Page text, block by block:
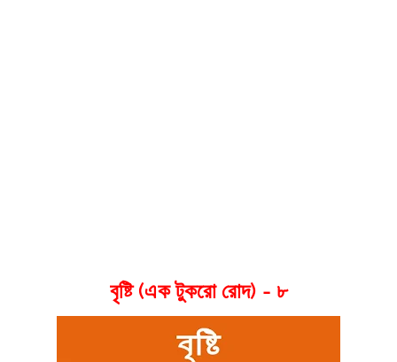
বৃষ্টি (এক টুকরো রোদ) - ৮